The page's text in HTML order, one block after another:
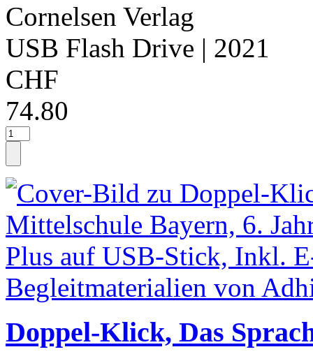
Cornelsen Verlag
USB Flash Drive | 2021
CHF
74.80
Doppel-Klick, Das